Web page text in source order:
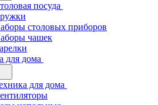
посуда
столовых приборов
чашек
для дома
для дома